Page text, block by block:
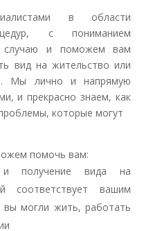
в области
с пониманием
случаю и поможем вам
вид на жительство или
Мы лично и напрямую
и прекрасно знаем, как
которые могут
помочь вам:
получение вида на
соответствует вашим
могли жить, работать